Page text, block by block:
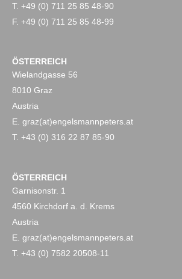
T. +49 (0) 711 25 85 48-90
F. +49 (0) 711 25 85 48-99
ÖSTERREICH
Wielandgasse 56
8010 Graz
Austria
E. graz(at)engelsmannpeters.at
T. +43 (0) 316 22 87 85-90
ÖSTERREICH
Garnisonstr. 1
4560 Kirchdorf a. d. Krems
Austria
E. graz(at)engelsmannpeters.at
T. +43 (0) 7582 20508-11